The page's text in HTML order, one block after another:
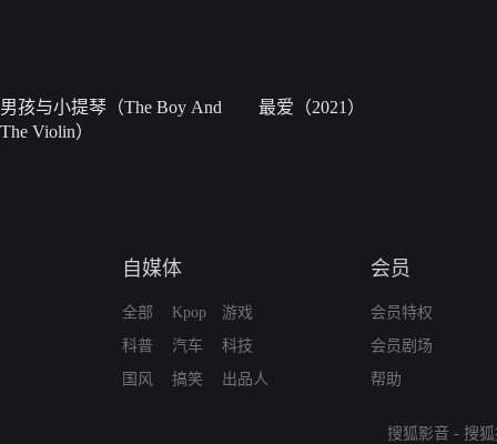
男孩与小提琴（The Boy And
The Violin）
最爱（2021）
自媒体
全部
科普
国风
Kpop
汽车
搞笑
游戏
科技
出品人
会员
会员特权
会员剧场
帮助
搜狐影音 - 搜